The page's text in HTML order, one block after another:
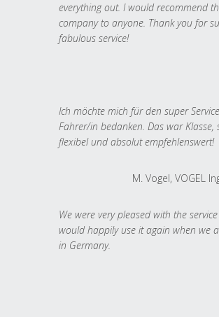
everything out. I would recommend
company to anyone. Thank you for
fabulous service!
Ich möchte mich für den super
Fahrer/in bedanken. Das war Klasse,
flexibel und absolut empfehlenswert!
M. Vogel, VOGEL
We were very pleased with the
would happily use it again when we
in Germany.